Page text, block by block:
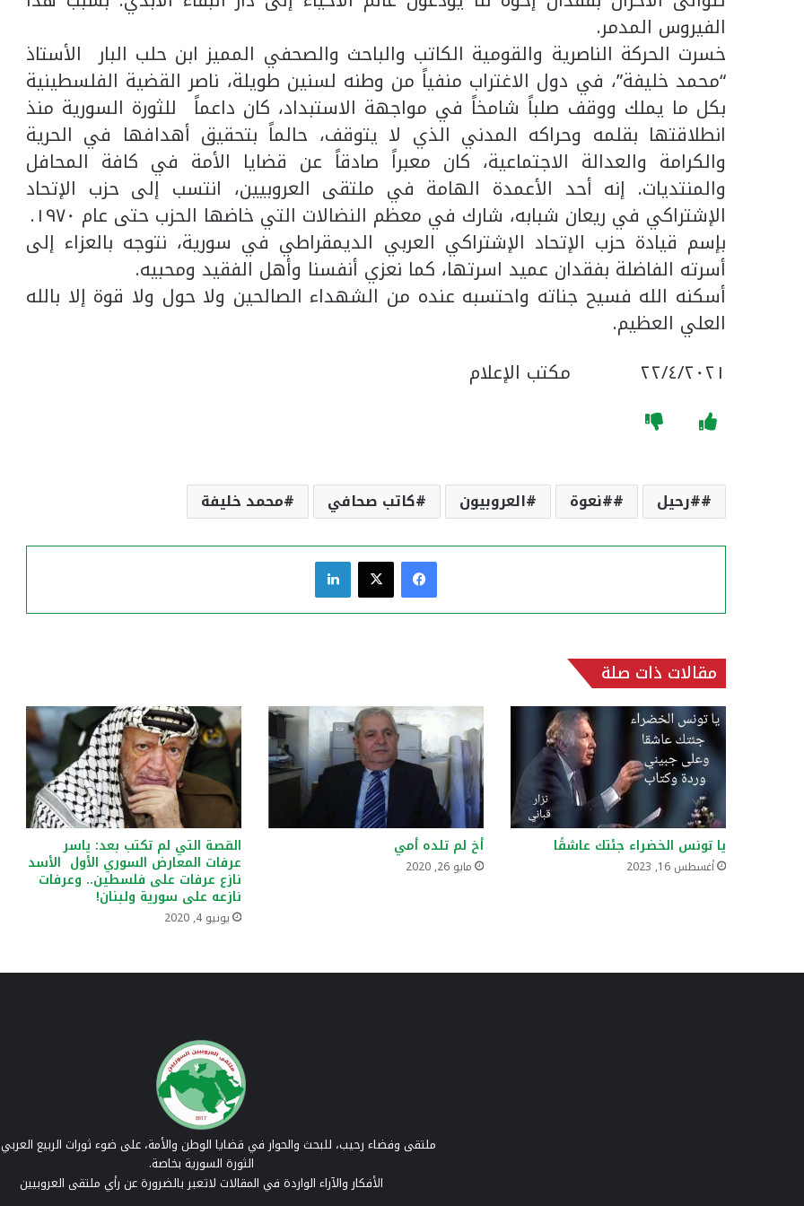
الفيروس المدمر.
خسرت الحركة الناصرية والقومية الكاتب والباحث والصحفي المميز ابن حلب البار الأستاذ
“محمد خليفة”، في دول الاغتراب منفياً من وطنه لسنين طويلة، ناصر القضية الفلسطينية
بكل ما يملك ووقف صلباً شامخاً في مواجهة الاستبداد، كان داعماً للثورة السورية منذ
انطلاقتها بقلمه وحراكه المدني الذي لا يتوقف، حالماً بتحقيق أهدافها في الحرية
والكرامة والعدالة الاجتماعية، كان معبراً صادقاً عن قضايا الأمة في كافة المحافل
والمنتديات. إنه أحد الأعمدة الهامة في ملتقى العروبيين، انتسب إلى حزب الإتحاد
الإشتراكي في ريعان شبابه، شارك في معظم النضالات التي خاضها الحزب حتى عام ١٩٧٠.
بإسم قيادة حزب الإتحاد الإشتراكي العربي الديمقراطي في سورية، نتوجه بالعزاء إلى
أسرته الفاضلة بفقدان عميد اسرتها، كما نعزي أنفسنا وأهل الفقيد ومحبيه.
أسكنه الله فسيح جناته واحتسبه عنده من الشهداء الصالحين ولا حول ولا قوة إلا بالله
العلي العظيم.
٢٢/٤/٢٠٢١ مكتب الإعلام
#رحيل #نعوة العروبيون كاتب صحافي محمد خليفة
فيسبوك
مقالات ذات صلة
يا تونس الخضراء جئتك عاشقًا
أغسطس 16, 2023
أخ لم تلده أمي
مايو 26, 2020
القصة التي لم تكتب بعد: ياسر
عرفات المعارض السوري الأول الأسد
نازع عرفات على فلسطين.. وعرفات
نازعه على سورية ولبنان!
يونيو 4, 2020
ملتقى وفضاء رحيب، للبحث والحوار في قضايا الوطن والأمة، على ضوء ثورات الربيع
الثورة السورية بخاصة.
الأفكار والآراء الواردة في المقالات لاتعبر بالضرورة عن رأي ملتقى العروبيين